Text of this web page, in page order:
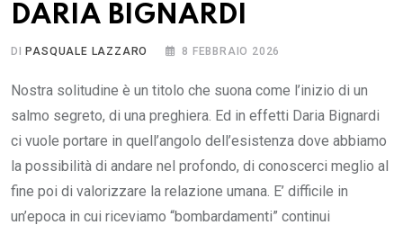
DARIA BIGNARDI
DI PASQUALE LAZZARO 8 FEBBRAIO 2026
Nostra solitudine è un titolo che suona come l’inizio di un
salmo segreto, di una preghiera. Ed in effetti Daria Bignardi
ci vuole portare in quell’angolo dell’esistenza dove abbiamo
la possibilità di andare nel profondo, di conoscerci meglio al
fine poi di valorizzare la relazione umana. E’ difficile in
un’epoca in cui riceviamo “bombardamenti” continui